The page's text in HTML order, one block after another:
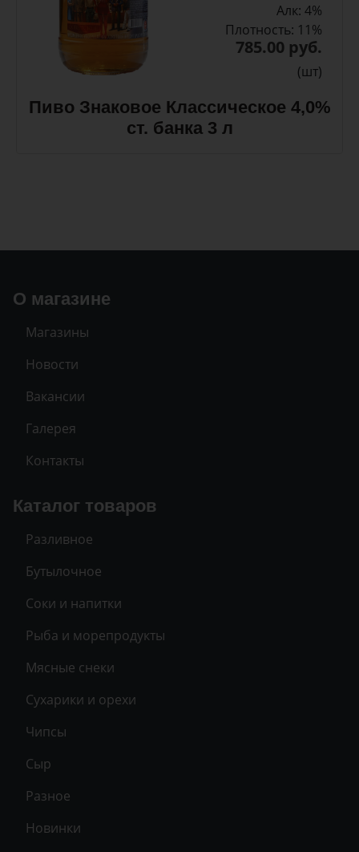
Алк: 4%
Плотность: 11%
785.00 руб.
(шт)
Пиво Знаковое Классическое 4,0%
ст. банка 3 л
О магазине
Магазины
Новости
Вакансии
Галерея
Контакты
Каталог товаров
Разливное
Бутылочное
Соки и напитки
Рыба и морепродукты
Мясные снеки
Сухарики и орехи
Чипсы
Сыр
Разное
Новинки